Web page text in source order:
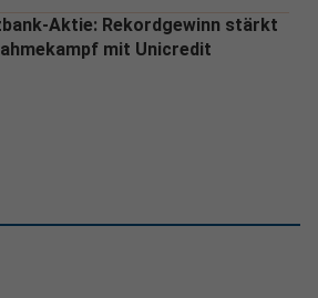
Aktie: Rekordgewinn stärkt
mit Unicredit